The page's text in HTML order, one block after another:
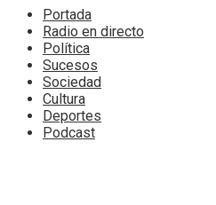
Portada
Radio en directo
Política
Sucesos
Sociedad
Cultura
Deportes
Podcast